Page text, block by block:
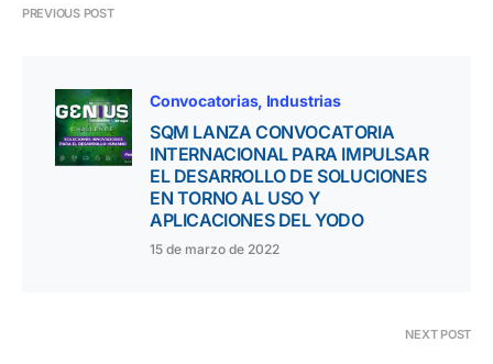
PREVIOUS POST
Convocatorias Industrias
SQM LANZA CONVOCATORIA
INTERNACIONAL PARA IMPULSAR
EL DESARROLLO DE SOLUCIONES
EN TORNO AL USO Y
APLICACIONES DEL YODO
15 de marzo de 2022
NEXT POST